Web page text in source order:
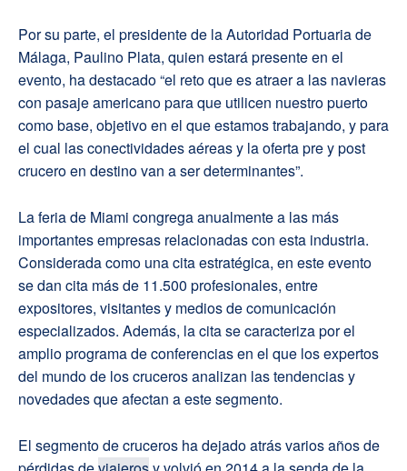
Por su parte, el presidente de la Autoridad Portuaria de
Málaga, Paulino Plata, quien estará presente en el
evento, ha destacado “el reto que es atraer a las navieras
con pasaje americano para que utilicen nuestro puerto
como base, objetivo en el que estamos trabajando, y para
el cual las conectividades aéreas y la oferta pre y post
crucero en destino van a ser determinantes”.
La feria de Miami congrega anualmente a las más
importantes empresas relacionadas con esta industria.
Considerada como una cita estratégica, en este evento
se dan cita más de 11.500 profesionales, entre
expositores, visitantes y medios de comunicación
especializados. Además, la cita se caracteriza por el
amplio programa de conferencias en el que los expertos
del mundo de los cruceros analizan las tendencias y
novedades que afectan a este segmento.
El segmento de cruceros ha dejado atrás varios años de